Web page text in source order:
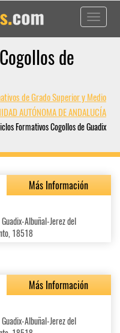
Toggle
de
de Grado Superior y Medio
AUTÓNOMA DE ANDALUCÍA
Formativos Cogollos de Guadix
Más Información
Albuñal-Jerez del
18518
Más Información
Albuñal-Jerez del